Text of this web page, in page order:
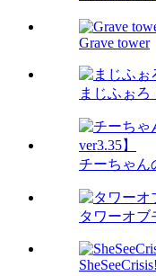
Grave tower
まじふぉろ
チーちゃん
タワーオブ